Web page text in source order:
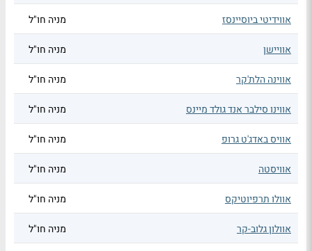
אווידיטי ביוסיינסז מניה חו"ל
אוויישן מניה חו"ל
אווינה הלת'קר מניה חו"ל
אווינו סילבר אנד גולד מיינס מניה חו"ל
אוויס באדג'ט גרופ מניה חו"ל
אוויסטה מניה חו"ל
אוולו תרפיוטיקס מניה חו"ל
אוולון גלוב-קר מניה חו"ל